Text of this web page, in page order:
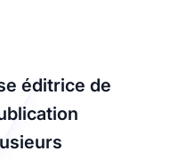
éditrice de